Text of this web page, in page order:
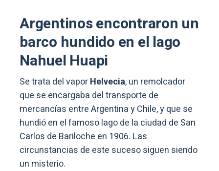
Argentinos encontraron un
barco hundido en el lago
Nahuel Huapi
Se trata del vaporHelvecia, un remolcador
que se encargaba del transporte de
mercancías entre Argentina y Chile, y que se
hundió en el famoso lago de la ciudad de San
Carlos de Bariloche en 1906. Las
circunstancias de este suceso siguen siendo
un misterio.